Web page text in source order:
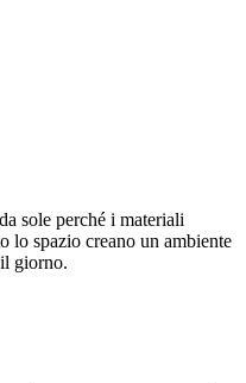
sole perché i materiali
lo spazio creano un ambiente
giorno.